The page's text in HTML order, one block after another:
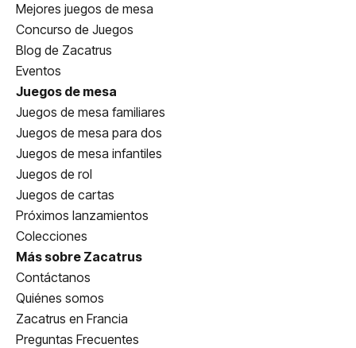
Mejores juegos de mesa
Concurso de Juegos
Blog de Zacatrus
Eventos
Juegos de mesa
Juegos de mesa familiares
Juegos de mesa para dos
Juegos de mesa infantiles
Juegos de rol
Juegos de cartas
Próximos lanzamientos
Colecciones
Más sobre Zacatrus
Contáctanos
Quiénes somos
Zacatrus en Francia
Preguntas Frecuentes